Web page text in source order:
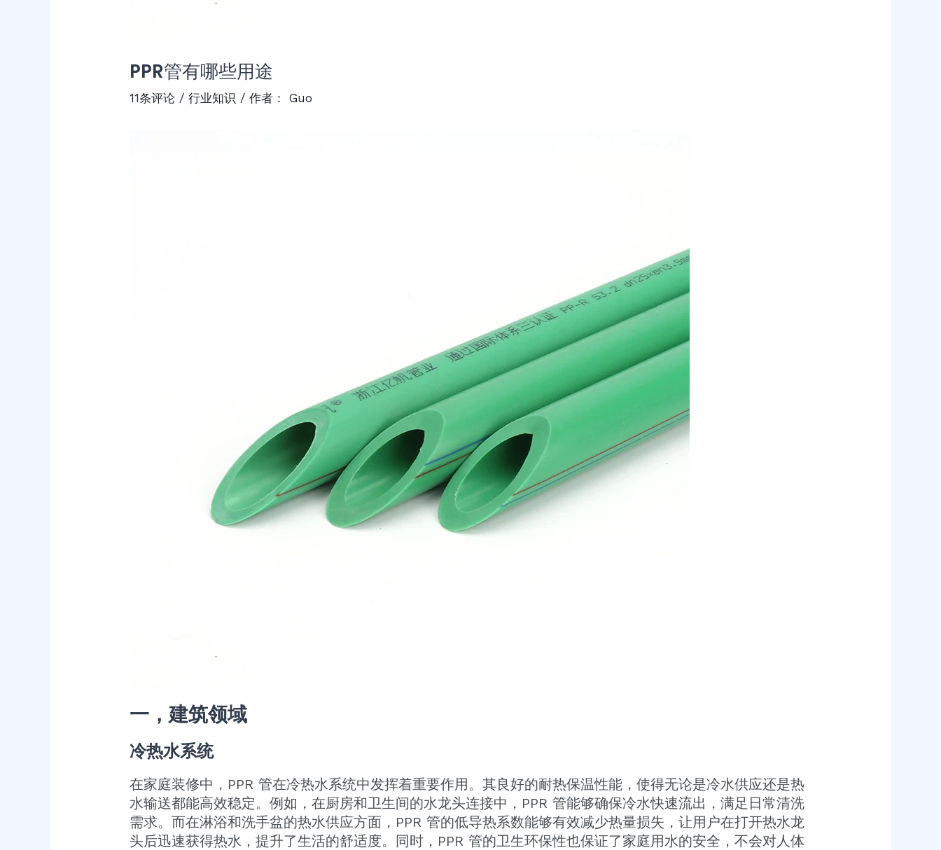
PPR管有哪些用途
11条评论 /行业知识 / 作者： Guo
一，建筑领域
冷热水系统
在家庭装修中，PPR 管在冷热水系统中发挥着重要作用。其良好的耐热保温性能，使得无论是冷水供应还是热
水输送都能高效稳定。例如，在厨房和卫生间的水龙头连接中，PPR 管能够确保冷水快速流出，满足日常清洗
需求。而在淋浴和洗手盆的热水供应方面，PPR 管的低导热系数能够有效减少热量损失，让用户在打开热水龙
头后迅速获得热水，提升了生活的舒适度。同时，PPR 管的卫生环保性也保证了家庭用水的安全，不会对人体